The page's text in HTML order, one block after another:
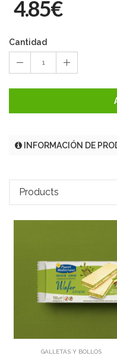
4.85€
Cantidad
1
INFORMACIÓN DE
Products
Añadir
GALLETAS Y BOLLOS